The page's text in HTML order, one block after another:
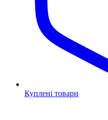
Куплені товари